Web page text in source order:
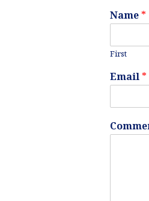
Name *
First
Email *